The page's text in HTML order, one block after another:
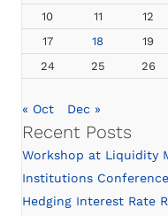
10
11 12
17
18 19
24
25 26
« Oct Dec »
Recent Posts
Workshop at Liquidity
Institutions Conference
Hedging Interest Rate